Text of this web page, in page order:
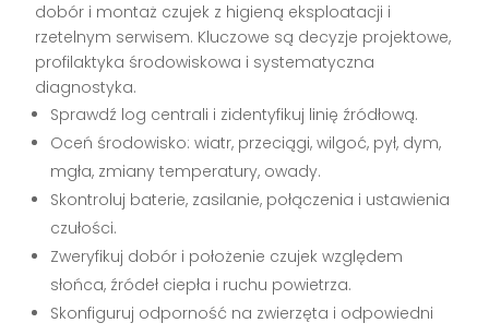
dobór i montaż czujek z higieną eksploatacji i
rzetelnym serwisem. Kluczowe są decyzje projektowe,
profilaktyka środowiskowa i systematyczna
diagnostyka.
Sprawdź log centrali i zidentyfikuj linię źródłową.
Oceń środowisko: wiatr, przeciągi, wilgoć, pył, dym,
mgła, zmiany temperatury, owady.
Skontroluj baterie, zasilanie, połączenia i ustawienia
czułości.
Zweryfikuj dobór i położenie czujek względem
słońca, źródeł ciepła i ruchu powietrza.
Skonfiguruj odporność na zwierzęta i odpowiedni